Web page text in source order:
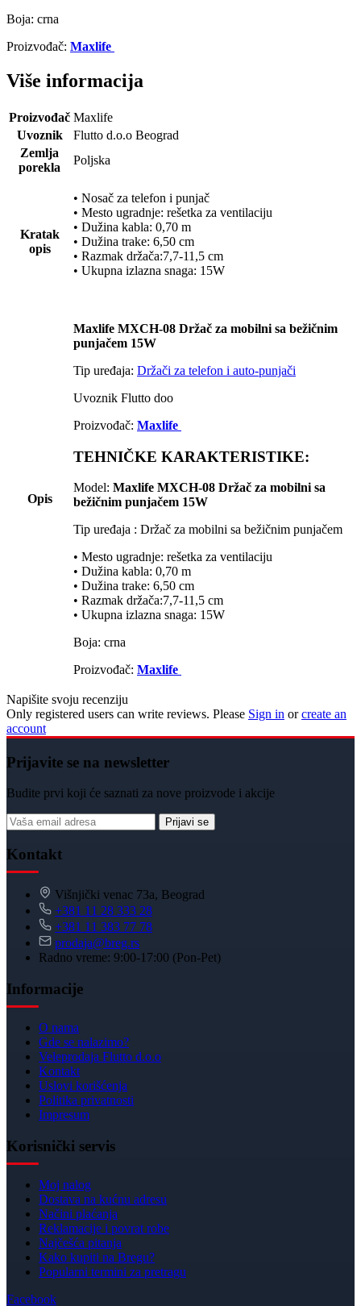
Boja: crna
Proizvođač: Maxlife
Više informacija
Proizvođač Maxlife
Uvoznik
Flutto d.o.o Beograd
Zemlja
porekla
Poljska
Kratak
opis
• Nosač za telefon i punjač
• Mesto ugradnje: rešetka za ventilaciju
• Dužina kabla: 0,70 m
• Dužina trake: 6,50 cm
• Razmak držača:7,7-11,5 cm
• Ukupna izlazna snaga: 15W
Opis
Maxlife MXCH-08 Držač za mobilni sa bežičnim
punjačem 15W
Tip uređaja: Držači za telefon i auto-punjači
Uvoznik Flutto doo
Proizvođač: Maxlife
TEHNIČKE KARAKTERISTIKE:
Model: Maxlife MXCH-08 Držač za mobilni sa
bežičnim punjačem 15W
Tip uređaja : Držač za mobilni sa bežičnim punjačem
• Mesto ugradnje: rešetka za ventilaciju
• Dužina kabla: 0,70 m
• Dužina trake: 6,50 cm
• Razmak držača:7,7-11,5 cm
• Ukupna izlazna snaga: 15W
Boja: crna
Proizvođač: Maxlife
Napišite svoju recenziju
Only registered users can write reviews. Please Sign in orcreate an
account
Prijavite se na newsletter
Budite prvi koji će saznati za nove proizvode i akcije
Prijavi se
Kontakt
Višnjički venac 73a, Beograd
+381 11 28 333 28
+381 11 383 77 78
prodaja@breg.rs
Radno vreme: 9:00-17:00 (Pon-Pet)
Informacije
O nama
Gde se nalazimo?
Veleprodaja Flutto d.o.o
Kontakt
Uslovi korišćenja
Politika privatnosti
Impresum
Korisnički servis
Moj nalog
Dostava na kućnu adresu
Načini plaćanja
Reklamacije i povrat robe
Najčešća pitanja
Kako kupiti na Bregu?
Popularni termini za pretragu
Facebook